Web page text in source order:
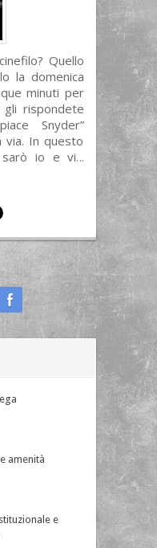
Quello
la domenica
minuti per
rispondete
Snyder”
via. In questo
io e vi...
amenità
e